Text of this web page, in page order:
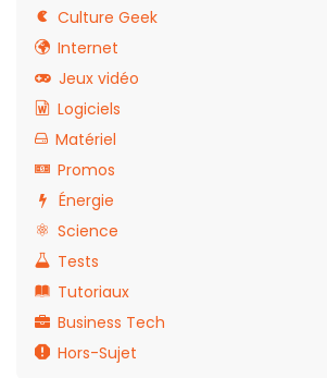
Culture Geek
Internet
Jeux vidéo
Logiciels
Matériel
Promos
Énergie
Science
Tests
Tutoriaux
Business Tech
Hors-Sujet